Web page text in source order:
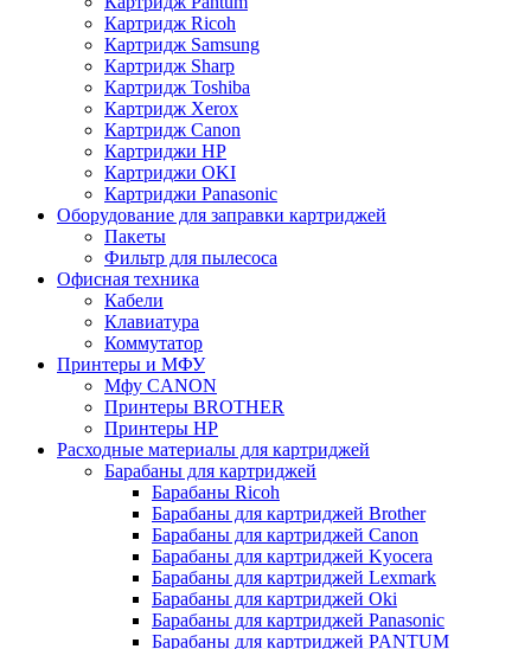
Картридж Ricoh
Картридж Samsung
Картридж Sharp
Картридж Toshiba
Картридж Xerox
Картридж Сanon
Картриджи HP
Картриджи OKI
Картриджи Panasonic
Оборудование для заправки картриджей
Пакеты
Фильтр для пылесоса
Офисная техника
Кабели
Клавиатура
Коммутатор
Принтеры и МФУ
Мфу CANON
Принтеры BROTHER
Принтеры HP
Расходные материалы для картриджей
Барабаны для картриджей
Барабаны Ricoh
Барабаны для картриджей Brother
Барабаны для картриджей Canon
Барабаны для картриджей Kyocera
Барабаны для картриджей Lexmark
Барабаны для картриджей Oki
Барабаны для картриджей Panasonic
Барабаны для картриджей PANTUM